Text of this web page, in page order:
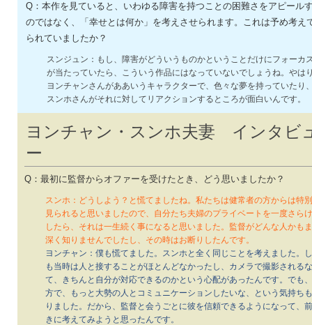
Q：本作を見ていると、いわゆる障害を持つことの困難さをアピール
のではなく、「幸せとは何か」を考えさせられます。これは予め考え
られていましたか？
スンジュン：もし、障害がどういうものかということだけにフォーカ
が当たっていたら、こういう作品にはなっていないでしょうね。やは
ヨンチャンさんがああいうキャラクターで、色々な夢を持っていたり
スンホさんがそれに対してリアクションするところが面白いんです。
ヨンチャン・スンホ夫妻 インタビ
ー
Q：最初に監督からオファーを受けたとき、どう思いましたか？
スンホ：どうしよう？と慌てましたね。私たちは健常者の方からは特
見られると思いましたので、自分たち夫婦のプライベートを一度さら
したら、それは一生続く事になると思いました。監督がどんな人かも
深く知りませんでしたし、その時はお断りしたんです。
ヨンチャン：僕も慌てました。スンホと全く同じことを考えました。
も当時は人と接することがほとんどなかったし、カメラで撮影される
て、きちんと自分が対応できるのかという心配があったんです。でも
方で、もっと大勢の人とコミュニケーションしたいな、という気持ち
りました。だから、監督と会うごとに彼を信頼できるようになって、
きに考えてみようと思ったんです。